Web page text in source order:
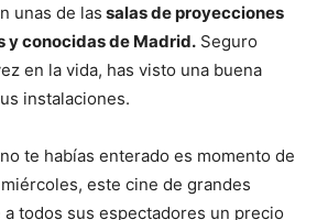
unas de las salas de proyecciones
y conocidas de Madrid. Seguro
en la vida, has visto una buena
instalaciones.
te habías enterado es momento de
este cine de grandes
todos sus espectadores un precio